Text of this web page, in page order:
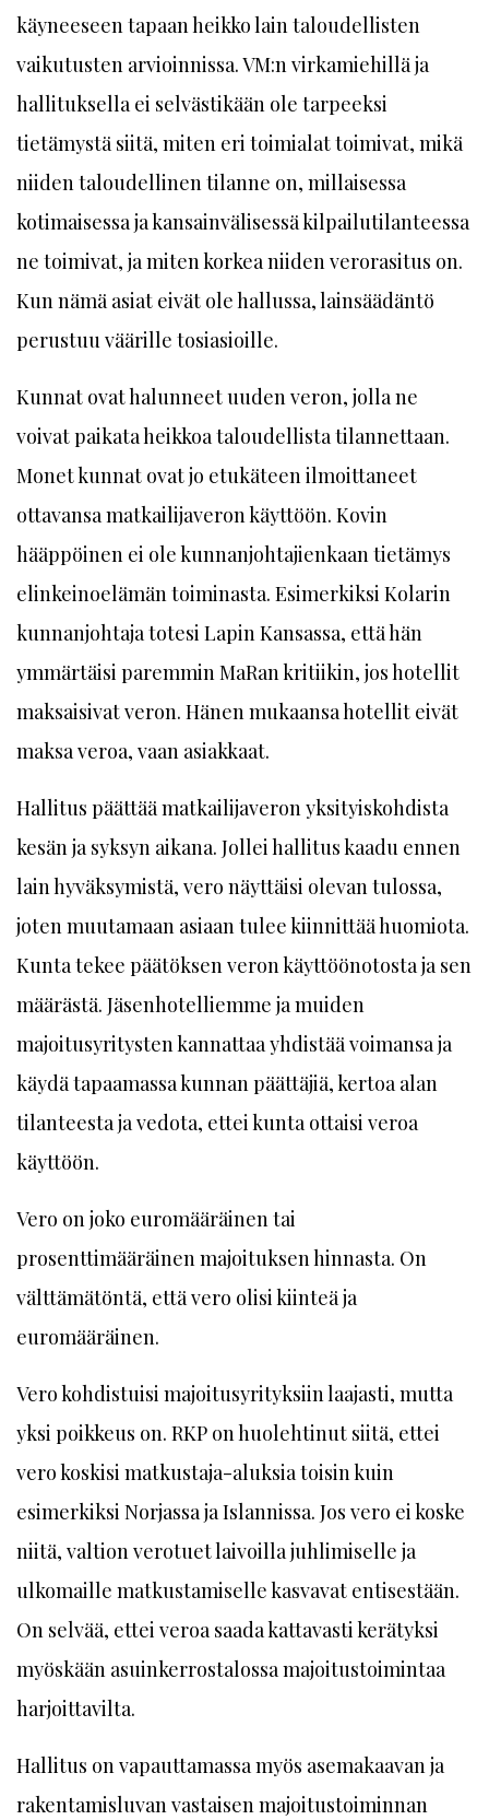
käyneeseen tapaan heikko lain taloudellisten
vaikutusten arvioinnissa. VM:n virkamiehillä ja
hallituksella ei selvästikään ole tarpeeksi
tietämystä siitä, miten eri toimialat toimivat, mikä
niiden taloudellinen tilanne on, millaisessa
kotimaisessa ja kansainvälisessä kilpailutilanteessa
ne toimivat, ja miten korkea niiden verorasitus on.
Kun nämä asiat eivät ole hallussa, lainsäädäntö
perustuu väärille tosiasioille.
Kunnat ovat halunneet uuden veron, jolla ne
voivat paikata heikkoa taloudellista tilannettaan.
Monet kunnat ovat jo etukäteen ilmoittaneet
ottavansa matkailijaveron käyttöön. Kovin
hääppöinen ei ole kunnanjohtajienkaan tietämys
elinkeinoelämän toiminasta. Esimerkiksi Kolarin
kunnanjohtaja totesi Lapin Kansassa, että hän
ymmärtäisi paremmin MaRan kritiikin, jos hotellit
maksaisivat veron. Hänen mukaansa hotellit eivät
maksa veroa, vaan asiakkaat.
Hallitus päättää matkailijaveron yksityiskohdista
kesän ja syksyn aikana. Jollei hallitus kaadu ennen
lain hyväksymistä, vero näyttäisi olevan tulossa,
joten muutamaan asiaan tulee kiinnittää huomiota.
Kunta tekee päätöksen veron käyttöönotosta ja sen
määrästä. Jäsenhotelliemme ja muiden
majoitusyritysten kannattaa yhdistää voimansa ja
käydä tapaamassa kunnan päättäjiä, kertoa alan
tilanteesta ja vedota, ettei kunta ottaisi veroa
käyttöön.
Vero on joko euromääräinen tai
prosenttimääräinen majoituksen hinnasta. On
välttämätöntä, että vero olisi kiinteä ja
euromääräinen.
Vero kohdistuisi majoitusyrityksiin laajasti, mutta
yksi poikkeus on. RKP on huolehtinut siitä, ettei
vero koskisi matkustaja-aluksia toisin kuin
esimerkiksi Norjassa ja Islannissa. Jos vero ei koske
niitä, valtion verotuet laivoilla juhlimiselle ja
ulkomaille matkustamiselle kasvavat entisestään.
On selvää, ettei veroa saada kattavasti kerätyksi
myöskään asuinkerrostalossa majoitustoimintaa
harjoittavilta.
Hallitus on vapauttamassa myös asemakaavan ja
rakentamisluvan vastaisen majoitustoiminnan